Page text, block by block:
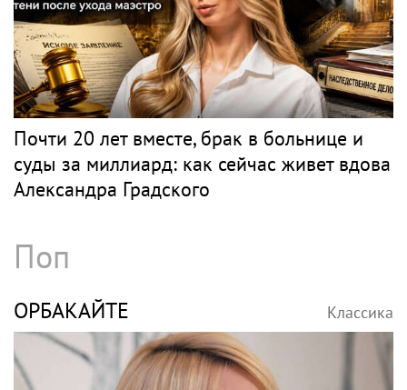
Почти 20 лет вместе, брак в больнице и
суды за миллиард: как сейчас живет вдова
Александра Градского
Поп
ОРБАКАЙТЕ Классика